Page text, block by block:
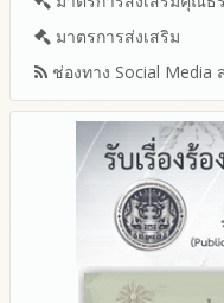
ปีงบประมาณ 2566
รายงานผลการดำเนิน
รายงานผลปี 2568
รายงานผลปี 2567
รายงานผลปี 2566
รายงานผลปี 2565
รายงานผลปี 2564
คู่มือหรือแนวทางการ
คู่มือหรือแนวทางการข
ปีงบประมาณ
ประมวลจริยธรรมและก
ข้อมูลสถิติเรื่องร้องเรี
ปีงบประมาณ
การเปิดโอกาสให้มีส่วน
การเสริมสร้างรู้เกี่ยวกับ
ใดโดยธรรมจรรยาของเจ้
การประเมินความเสี่ยง
ประจำปีงบประมาณ
รายงานผลการดำเนิน
ทุจริตของสำนักงานเขต
แผนปฏิบัติการป้องกันก
2569
2568
2567
2566
2565
รายงานผลการดำเนิน
2568
มาตรการส่งเสริม
มาตรการเผยแพร่ข้อมูลต่
มาตรการส่งเสริมความโ
มาตราการจัดการเรื่องร้
มาตรการป้องกันการรับสิ
มาตรการป้องกันการขัด
มาตรการตรวจสอบการใ
มาตราการให้ผู้มีส่วนได้
ช่องทาง Social Media
Q&A / ชมเชย / เสนอ
Facebook เพจ สพป.ต
Youtube ช่อง สพป.ตา
Youtube เรื่องเล่าข่าวต